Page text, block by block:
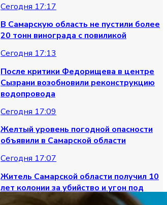
Сегодня 17:17
В Самарскую область не пустили более
20 тонн винограда с повиликой
Сегодня 17:13
После критики Федорищева в центре
Сызрани возобновили реконструкцию
водопровода
Сегодня 17:09
Желтый уровень погодной опасности
объявили в Самарской области
Сегодня 17:07
Житель Самарской области получил 10
лет колонии за убийство и угон под
угрозой ножа